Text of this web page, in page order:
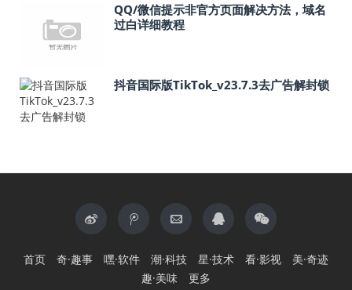
QQ/微信提示非官方页面解决方法，域名
过白详细教程
抖音国际版TikTok_v23.7.3去广告解封锁
首页 奇·趣事 嘿·软件 潮·科技 星·技术 看·影视
美·奇迹
趣·美味
更多